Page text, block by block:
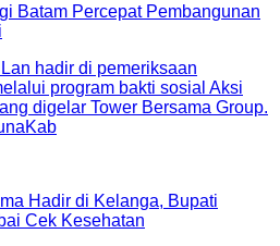
Batam Percepat Pembangunan
Hadir di Kelanga, Bupati
Cek Kesehatan